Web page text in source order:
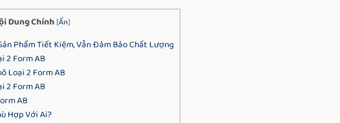
Dung Chính [Ẩn]
Phẩm Tiết Kiệm, Vẫn Đảm Bảo Chất Lượng
2 Form AB
Loại 2 Form AB
2 Form AB
AB
Hợp Với Ai?